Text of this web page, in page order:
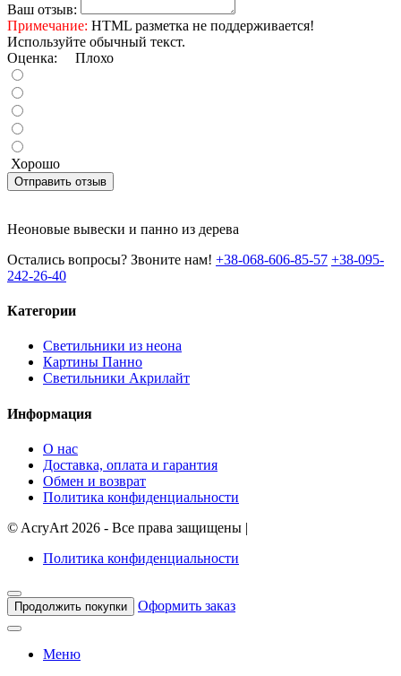
Ваш отзыв:
Примечание: HTML разметка не поддерживается!
Используйте обычный текст.
Оценка: Плохо
Хорошо
Отправить отзыв
Неоновые вывески и панно из дерева
Остались вопросы? Звоните нам! +38-068-606-85-57 +38-095-
242-26-40
Категории
Светильники из неона
Картины Панно
Светильники Акрилайт
Информация
О нас
Доставка, оплата и гарантия
Обмен и возврат
Политика конфиденциальности
© AcryArt 2026 - Все права защищены |
Политика конфиденциальности
Продолжить покупки Оформить заказ
Меню